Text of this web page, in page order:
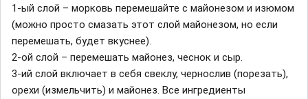
1-ый слой – морковь перемешайте с майонезом и изюмом
(можно просто смазать этот слой майонезом, но если
перемешать, будет вкуснее).
2-ой слой – перемешать майонез, чеснок и сыр.
3-ий слой включает в себя свеклу, чернослив (порезать),
орехи (измельчить) и майонез. Все ингредиенты